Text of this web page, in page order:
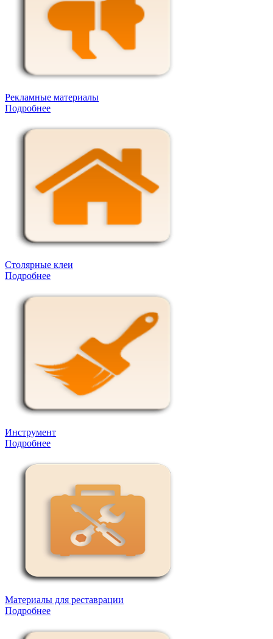
Рекламные материалы
Подробнее
Столярные клеи
Подробнее
Инструмент
Подробнее
Материалы для реставрации
Подробнее